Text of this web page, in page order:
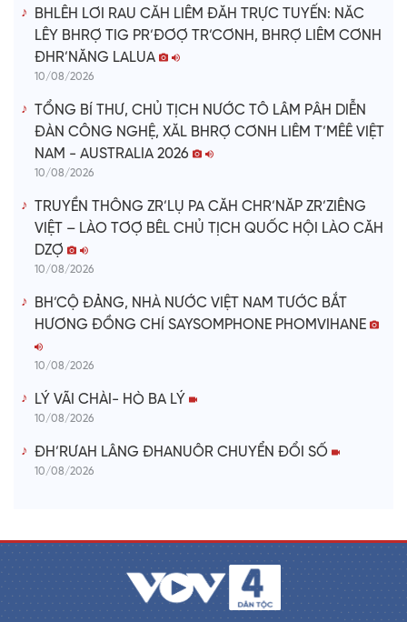
BHLÊH LƠI RAU CĂH LIÊM ĐĂH TRỰC TUYẾN: NĂC
LÊY BHRỢ TIG PR’ĐƠỢ TR’CƠNH, BHRỢ LIÊM CƠNH
ĐHR’NĂNG LALUA
10/08/2026
TỔNG BÍ THƯ, CHỦ TỊCH NƯỚC TÔ LÂM PÂH DIỄN
ĐÀN CÔNG NGHỆ, XĂL BHRỢ CƠNH LIÊM T’MÊÊ VIỆT
NAM - AUSTRALIA 2026
10/08/2026
TRUYỀN THÔNG ZR’LỤ PA CĂH CHR’NĂP ZR’ZIÊNG
VIỆT – LÀO TƠỢ BÊL CHỦ TỊCH QUỐC HỘI LÀO CĂH
DZỢ
10/08/2026
BH’CỘ ĐẢNG, NHÀ NƯỚC VIỆT NAM TƯỚC BẮT
HƯƠNG ĐỒNG CHÍ SAYSOMPHONE PHOMVIHANE
10/08/2026
LÝ VÃI CHÀI- HÒ BA LÝ
10/08/2026
ĐH’RƯAH LÂNG ĐHANUÔR CHUYỂN ĐỔI SỐ
10/08/2026